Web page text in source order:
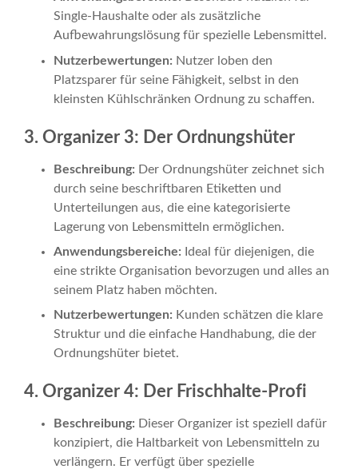
Single-Haushalte oder als zusätzliche
Aufbewahrungslösung für spezielle Lebensmittel.
Nutzerbewertungen: Nutzer loben den
Platzsparer für seine Fähigkeit, selbst in den
kleinsten Kühlschränken Ordnung zu schaffen.
3. Organizer 3: Der Ordnungshüter
Beschreibung: Der Ordnungshüter zeichnet sich
durch seine beschriftbaren Etiketten und
Unterteilungen aus, die eine kategorisierte
Lagerung von Lebensmitteln ermöglichen.
Anwendungsbereiche: Ideal für diejenigen, die
eine strikte Organisation bevorzugen und alles an
seinem Platz haben möchten.
Nutzerbewertungen: Kunden schätzen die klare
Struktur und die einfache Handhabung, die der
Ordnungshüter bietet.
4. Organizer 4: Der Frischhalte-Profi
Beschreibung: Dieser Organizer ist speziell dafür
konzipiert, die Haltbarkeit von Lebensmitteln zu
verlängern. Er verfügt über spezielle